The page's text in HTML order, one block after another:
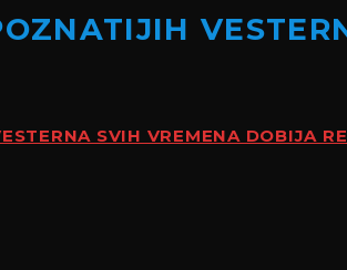
SVIH VREMENA DOBIJA